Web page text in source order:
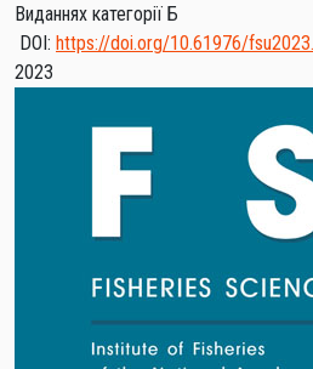
Виданнях категорії Б
DOI: https://doi.org/10.61976/
2023